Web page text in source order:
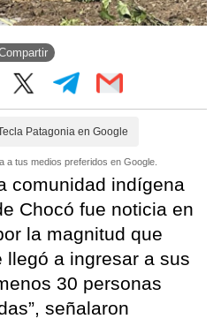
Patagonia en Google
a tus medios preferidos en Google.
comunidad indígena
Chocó fue noticia en
la magnitud que
llegó a ingresar a sus
30 personas
señalaron